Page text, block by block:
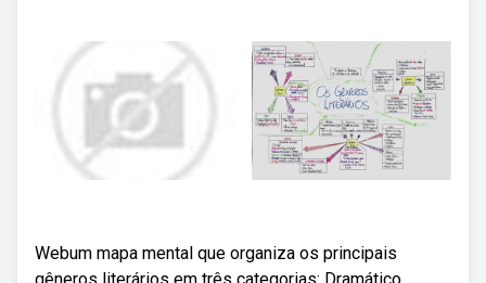
Webum mapa mental que organiza os principais